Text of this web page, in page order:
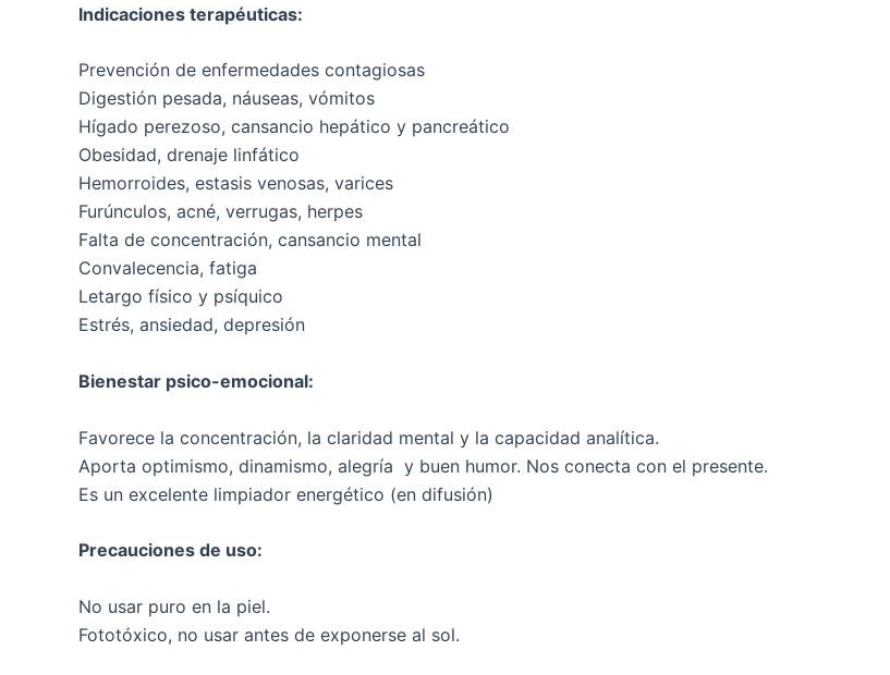
Indicaciones terapéuticas:
Prevención de enfermedades contagiosas
Digestión pesada, náuseas, vómitos
Hígado perezoso, cansancio hepático y pancreático
Obesidad, drenaje linfático
Hemorroides, estasis venosas, varices
Furúnculos, acné, verrugas, herpes
Falta de concentración, cansancio mental
Convalecencia, fatiga
Letargo físico y psíquico
Estrés, ansiedad, depresión
Bienestar psico-emocional:
Favorece la concentración, la claridad mental y la capacidad analítica.
Aporta optimismo, dinamismo, alegría y buen humor. Nos conecta con el presente.
Es un excelente limpiador energético (en difusión)
Precauciones de uso:
No usar puro en la piel.
Fototóxico, no usar antes de exponerse al sol.